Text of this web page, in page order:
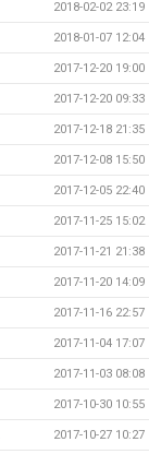
2018-02-02 23:19
2018-01-07 12:04
2017-12-20 19:00
2017-12-20 09:33
2017-12-18 21:35
2017-12-08 15:50
2017-12-05 22:40
2017-11-25 15:02
2017-11-21 21:38
2017-11-20 14:09
2017-11-16 22:57
2017-11-04 17:07
2017-11-03 08:08
2017-10-30 10:55
2017-10-27 10:27